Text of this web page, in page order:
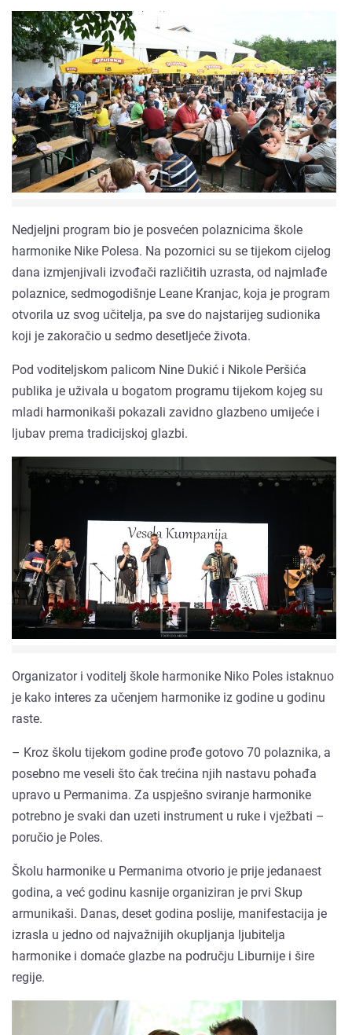
Nedjeljni program bio je posvećen polaznicima škole
harmonike Nike Polesa. Na pozornici su se tijekom cijelog
dana izmjenjivali izvođači različitih uzrasta, od najmlađe
polaznice, sedmogodišnje Leane Kranjac, koja je program
otvorila uz svog učitelja, pa sve do najstarijeg sudionika
koji je zakoračio u sedmo desetljeće života.
Pod voditeljskom palicom Nine Dukić i Nikole Peršića
publika je uživala u bogatom programu tijekom kojeg su
mladi harmonikaši pokazali zavidno glazbeno umijeće i
ljubav prema tradicijskoj glazbi.
Organizator i voditelj škole harmonike Niko Poles istaknuo
je kako interes za učenjem harmonike iz godine u godinu
raste.
– Kroz školu tijekom godine prođe gotovo 70 polaznika, a
posebno me veseli što čak trećina njih nastavu pohađa
upravo u Permanima. Za uspješno sviranje harmonike
potrebno je svaki dan uzeti instrument u ruke i vježbati –
poručio je Poles.
Školu harmonike u Permanima otvorio je prije jedanaest
godina, a već godinu kasnije organiziran je prvi Skup
armunikaši. Danas, deset godina poslije, manifestacija je
izrasla u jedno od najvažnijih okupljanja ljubitelja
harmonike i domaće glazbe na području Liburnije i šire
regije.